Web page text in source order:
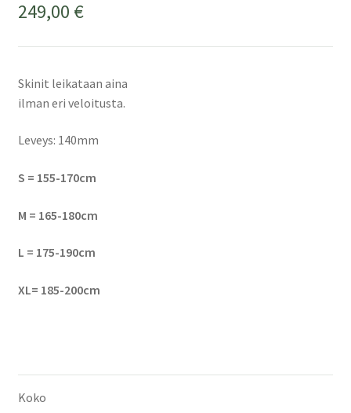
249,00 €
Skinit leikataan aina
ilman eri veloitusta.
Leveys: 140mm
S = 155-170cm
M = 165-180cm
L = 175-190cm
XL= 185-200cm
Koko